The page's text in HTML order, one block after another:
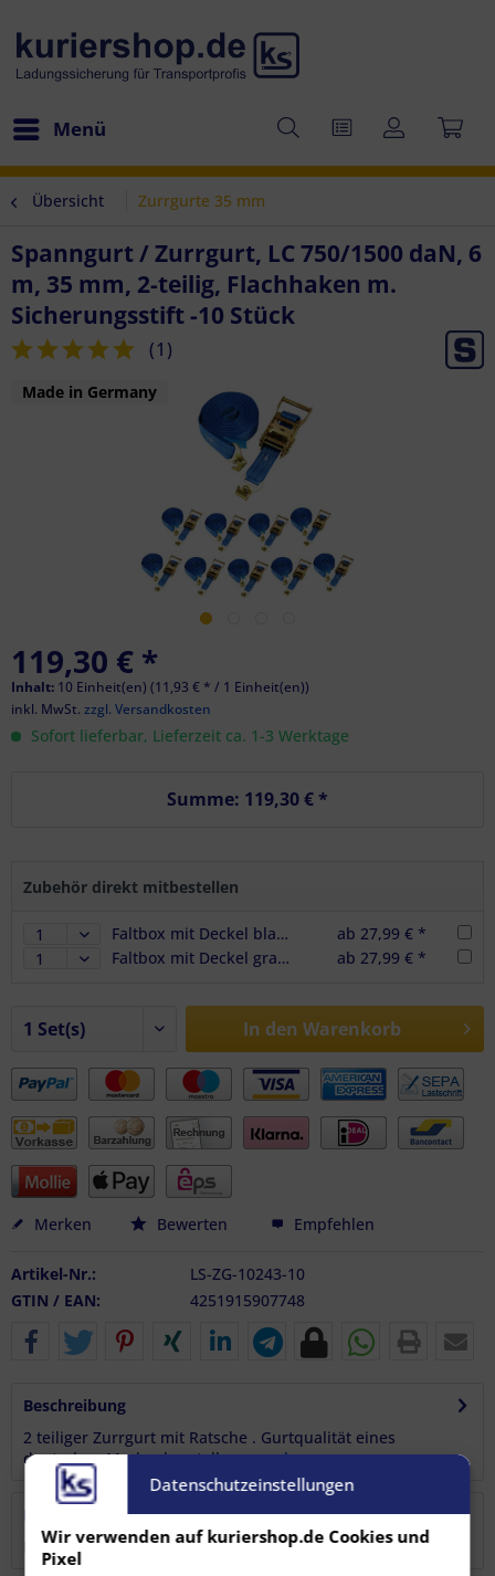
Menü
Übersicht Zurrgurte 35 mm
Spanngurt / Zurrgurt, LC 750/1500 daN, 6
m, 35 mm, 2-teilig, Flachhaken m.
Sicherungsstift -10 Stück
(1 )
Made in Germany
119,30 € *
Inhalt: 10 Einheit(en) (11,93 € * / 1 Einheit(en))
inkl. MwSt. zzgl. Versandkosten
Sofort lieferbar, Lieferzeit ca. 1-3 Werktage
Summe: 119,30 €*
Zubehör direkt mitbestellen
Faltbox mit Deckel blau 400 x 300 x 230 mm Klappbox
ab 27,99 € *
Faltbox mit Deckel grau 400 x 300 x 230 mm Klappbox
ab 27,99 € *
In den Warenkorb
Merken Bewerten Empfehlen
Artikel-Nr.:
LS-ZG-10243-10
GTIN / EAN:
4251915907748
Beschreibung
2 teiliger Zurrgurt mit Ratsche . Gurtqualität eines
deutschen Markenherstellers...mehr
1
Bewertungen lesen, schreiben und diskutieren...mehr
Datenschutzeinstellungen
Wir verwenden auf kuriershop.de Cookies und
Pixel